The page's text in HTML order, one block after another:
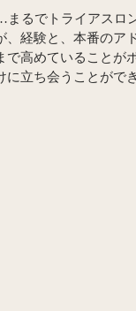
るでトライアスロ
経験と、本番のア
で高めていることが
立ち会うことがで